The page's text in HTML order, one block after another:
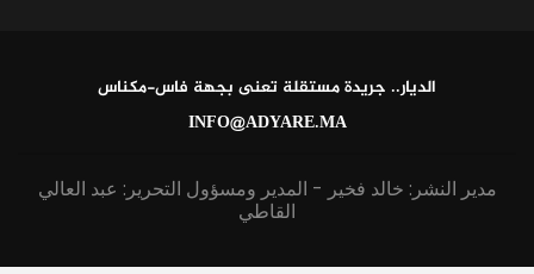
الديار.. جريدة مستقلة تعنى بجهة فاس-مكناس
INFO@ADYARE.MA
مدير النشر: خالد فخير - المدير ومسؤول التحرير: عبد العالي
القاطي